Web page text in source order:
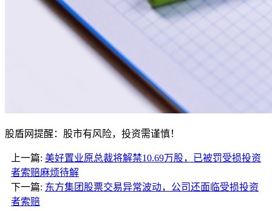
股盾网提醒：股市有风险，投资需谨慎！
上一篇: 美好置业原总裁将解禁10.69万股，已被罚受损投资
者索赔麻烦待解
下一篇: 东方集团股票交易异常波动，公司还面临受损投资
者索赔